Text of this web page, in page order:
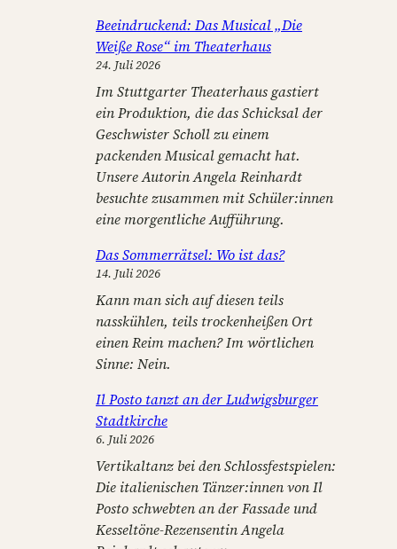
Beeindruckend: Das Musical „Die
Weiße Rose“ im Theaterhaus
24. Juli 2026
Im Stuttgarter Theaterhaus gastiert
ein Produktion, die das Schicksal der
Geschwister Scholl zu einem
packenden Musical gemacht hat.
Unsere Autorin Angela Reinhardt
besuchte zusammen mit Schüler:innen
eine morgentliche Aufführung.
Das Sommerrätsel: Wo ist das?
14. Juli 2026
Kann man sich auf diesen teils
nasskühlen, teils trockenheißen Ort
einen Reim machen? Im wörtlichen
Sinne: Nein.
Il Posto tanzt an der Ludwigsburger
Stadtkirche
6. Juli 2026
Vertikaltanz bei den Schlossfestspielen:
Die italienischen Tänzer:innen von Il
Posto schwebten an der Fassade und
Kesseltöne-Rezensentin Angela